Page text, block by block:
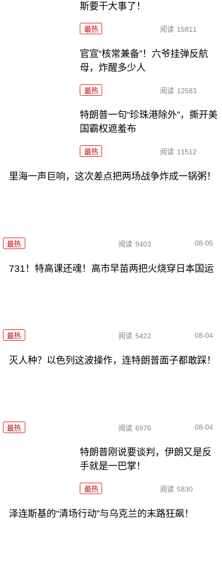
斯要干大事了！
最热 阅读 15811
官宣“核常兼备”！六爷挂弹反航
母，炸醒多少人
最热 阅读 12583
特朗普一句“珍珠港除外”，撕开美
国霸权遮羞布
最热 阅读 11512
里海一声巨响，这次差点把两场战争炸成一锅粥！
最热 阅读 9403 08-05
731！特高课还魂！高市早苗两把火烧穿日本国运
最热 阅读 5422 08-04
灭人种？以色列这波操作，连特朗普面子都敢踩！
最热 阅读 6976 08-04
特朗普刚说要谈判，伊朗又是反
手就是一巴掌！
最热 阅读 5830
泽连斯基的“清场行动”与乌克兰的末路狂飙！